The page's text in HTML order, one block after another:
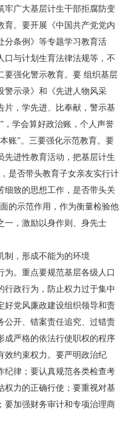
广大基层计生干部拒腐防变
育。要开展《中国共产党党内
分条例》等专题学习教育活
口与计划生育法律法规等，不
要强化警示教育。要 组织基层
警示录》和《先进人物风采
片，学先进、比奉献，警示基
，学会算好政治账，个人声誉
账”。三要强化示范教育。要
先进性教育活动，把基层计生
是否带头教育子女亲友实行计
细致的思想工作，是否带头关
的示范作用，作为衡量检验他
一，激励以身作则、身先士
，形成不能为的环境
。重点要规范基层各级人口
行政行为，防止权力过于集中
好党风廉政建设组织领导和责
公开、错案责任追究、过错责
成严格的依法行使职权的程序
效约束权力。要严明政治纪
纪律；要认真规范各类检查考
权力的正确行使；要重视对基
要加强财务审计和专项治理商